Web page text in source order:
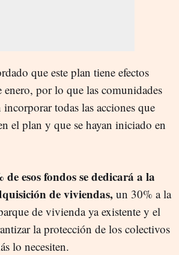
que este plan tiene efectos
enero, por lo que las comunidades
todas las acciones que
el plan y que se hayan iniciado en
esos fondos se dedicará a la
de viviendas, un 30% a la
de vivienda ya existente y el
la protección de los colectivos
lo necesiten.